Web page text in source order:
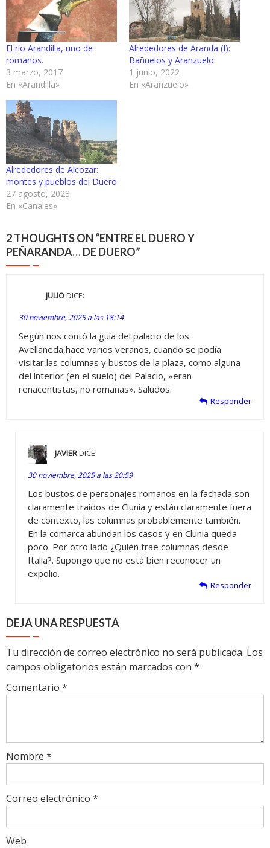
El río Arandilla, uno de
romanos.
3 marzo, 2017
En «Arandilla»
Alrededores de Aranda (I):
Bañuelos y Aranzuelo
1 junio, 2022
En «Aranzuelo»
Alrededores de Alcozar:
montes y pueblos del Duero
27 agosto, 2023
En «Canales»
2 THOUGHTS ON “ENTRE EL DUERO Y
PEÑARANDA… DE DUERO”
JULIODICE:
30 noviembre, 2025 a las 18:14
Según nos contó la guía del palacio de los
Avellaneda,hace varios veranos, cuando se podía
visitar,las columnas y bustos de la plaza, como alguna
del interior (en el suelo) del Palacio, »eran
renacentistas, no romanas». Saludos.
Responder
JAVIERDICE:
30 noviembre, 2025 a las 20:59
Los bustos de personajes romanos en la fachada son
claramente traídos de Clunia y están claramente fuera
de contexto, las columnas probablemente también.
En la comarca abundan los casos y en Clunia queda
poco. Por otro lado ¿Quién trae columnas desde
Italia?. Supongo que no está bien reconocer un
expolio.
Responder
DEJA UNA RESPUESTA
Tu dirección de correo electrónico no será publicada. Los
campos obligatorios están marcados con *
Comentario *
Nombre *
Correo electrónico *
Web